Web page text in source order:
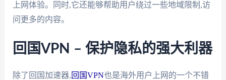
上网体验。同时,它还能够帮助用户绕过一些地域限制,访
问更多的内容。
回国VPN – 保护隐私的强大利器
除了回国加速器,回国VPN也是海外用户上网的一个不错